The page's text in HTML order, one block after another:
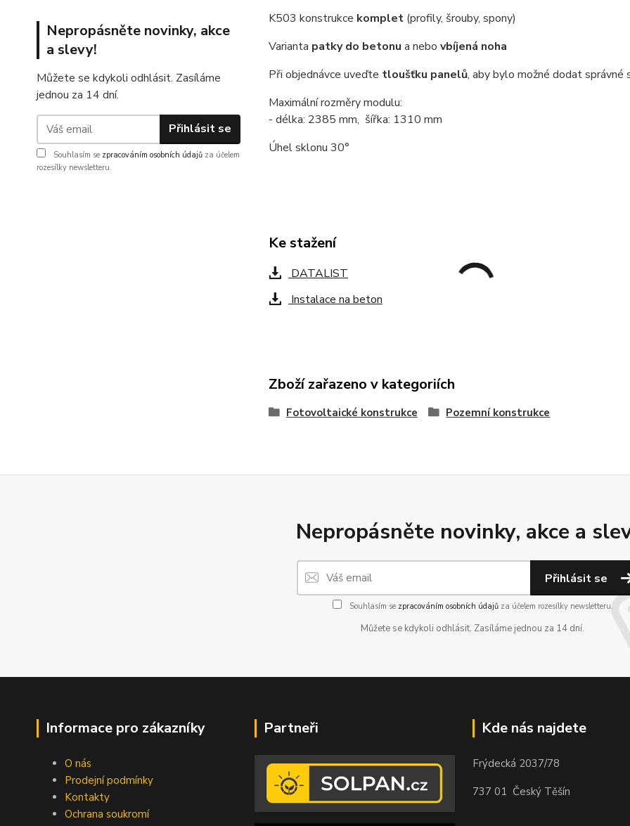
Nepropásněte novinky, akce
a slevy!
Můžete se kdykoli odhlásit. Zasíláme
jednou za 14 dní.
Přihlásit se
Souhlasím se zpracováním osobních údajů za účelem
rozesílky newsletteru.
K503 konstrukce komplet(profily, šrouby, spony)
Varianta patky do betonu a nebo vbíjená noha
Při objednávce uveďte tloušťku panelů, aby bylo možné dodat správné
Maximální rozměry modulu:
- délka: 2385 mm, šířka: 1310 mm
Úhel sklonu 30°
Ke stažení
DATALIST
Instalace na beton
Zboží zařazeno v kategoriích
Fotovoltaické konstrukce Pozemní konstrukce
Nepropásněte novinky, akce a
Přihlásit se
Souhlasím se zpracováním osobních údajůza účelem rozesílky newsletteru.
Můžete se kdykoli odhlásit. Zasíláme jednou za 14 dní.
Informace pro zákazníky
O nás
Prodejní podmínky
Kontakty
Ochrana soukromí
Partneři Kde nás najdete
Frýdecká 2037/78
737 01 Český Těšín